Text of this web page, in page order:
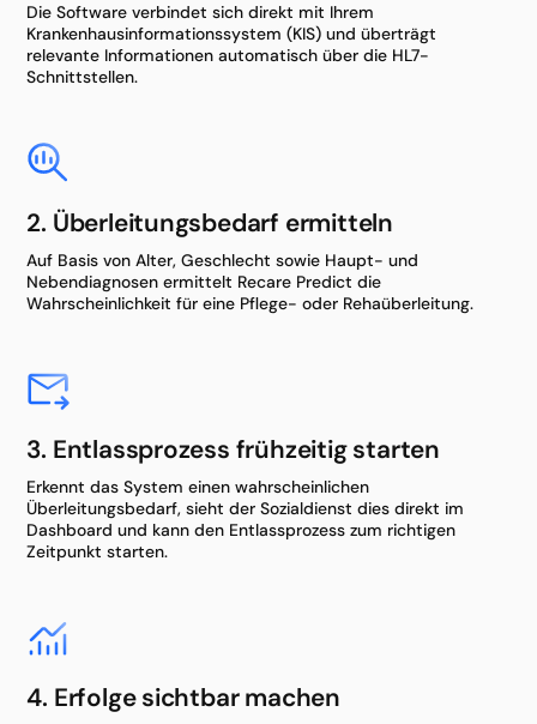
Die Software verbindet sich direkt mit Ihrem
Krankenhausinformationssystem (KIS) und überträgt
relevante Informationen automatisch über die HL7-
Schnittstellen.
2. Überleitungsbedarf ermitteln
Auf Basis von Alter, Geschlecht sowie Haupt- und
Nebendiagnosen ermittelt Recare Predict die
Wahrscheinlichkeit für eine Pflege- oder Rehaüberleitung.
3. Entlassprozess frühzeitig starten
Erkennt das System einen wahrscheinlichen
Überleitungsbedarf, sieht der Sozialdienst dies direkt im
Dashboard und kann den Entlassprozess zum richtigen
Zeitpunkt starten.
4. Erfolge sichtbar machen